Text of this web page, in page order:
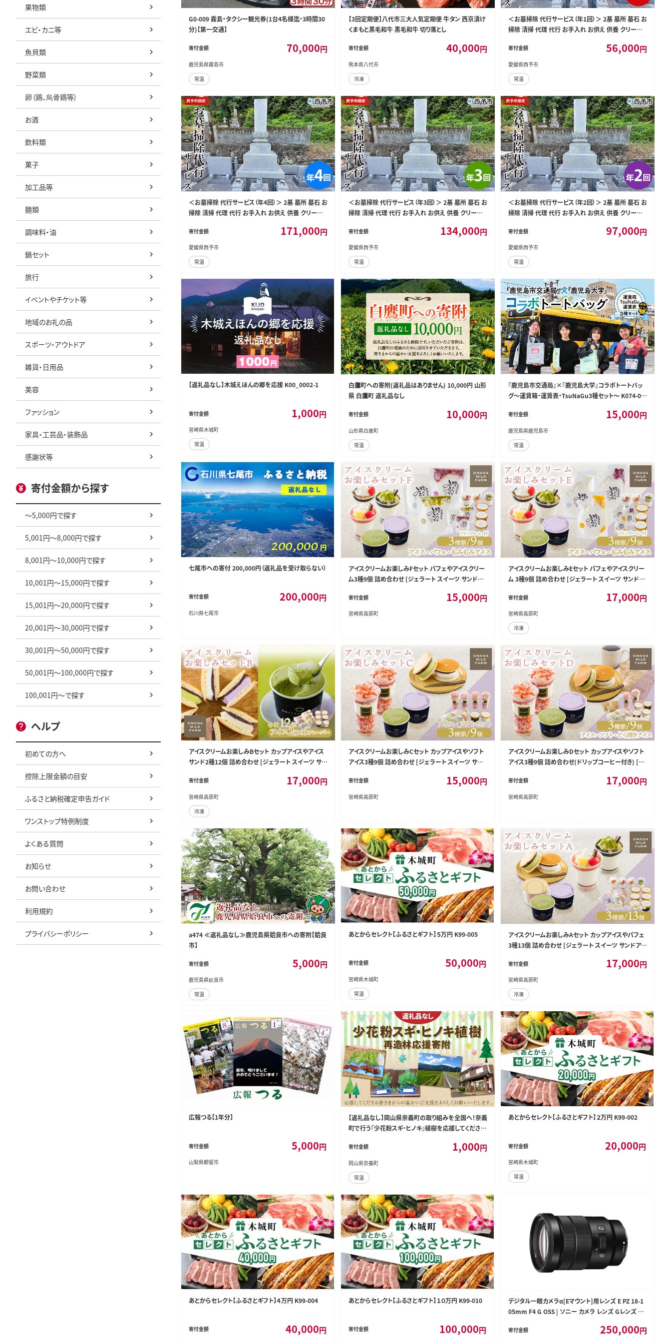
果物類
エビ・カニ等
魚貝類
野菜類
卵（鶏、烏骨鶏等）
お酒
飲料類
菓子
加工品等
麺類
調味料・油
鍋セット
旅行
イベントやチケット等
地域のお礼の品
スポーツ・アウトドア
雑貨・日用品
美容
ファッション
家具・工芸品・装飾品
感謝状等
寄付金額から探す
～5,000円で探す
5,001円～8,000円で探す
8,001円～10,000円で探す
10,001円～15,000円で探す
15,001円～20,000円で探す
20,001円～30,000円で探す
30,001円～50,000円で探す
50,001円～100,000円で探す
100,001円～で探す
ヘルプ
初めての方へ
控除上限金額の目安
ふるさと納税確定申告ガイド
ワンストップ特例制度
よくある質問
お知らせ
お問い合わせ
利用規約
プライバシーポリシー
G0-009 霧島・タクシー観光券(1台4名様迄・3時間30
分)【第一交通】
寄付金額 70,000円
鹿児島県霧島市
常温
【3回定期便】八代市三大人気定期便 牛タン 西京漬け
くまもと黒毛和牛 黒毛和牛 切り落とし
寄付金額 40,000円
熊本県八代市
冷凍
＜お墓掃除 代行サービス（年1回）＞ 2基 墓所 墓石 お
掃除 清掃 代理 代行 お手入れ お供え 供養 クリーン
材 愛媛県 西予市
寄付金額 56,000円
愛媛県西予市
常温
＜お墓掃除 代行サービス（年4回）＞ 2基 墓所 墓石 お
掃除 清掃 代理 代行 お手入れ お供え 供養 クリーン
材 愛媛県 西予市
寄付金額 171,000円
愛媛県西予市
常温
＜お墓掃除 代行サービス（年3回）＞ 2基 墓所 墓石 お
掃除 清掃 代理 代行 お手入れ お供え 供養 クリーン
材 愛媛県 西予市
寄付金額 134,000円
愛媛県西予市
常温
＜お墓掃除 代行サービス（年2回）＞ 2基 墓所 墓石 お
掃除 清掃 代理 代行 お手入れ お供え 供養 クリーン
材 愛媛県 西予市
寄付金額 97,000円
愛媛県西予市
常温
【返礼品なし】木城えほんの郷を応援 K00_0002-1
寄付金額 1,000円
宮崎県木城町
常温
白鷹町への寄附(返礼品はありません) 10,000円 山形
県 白鷹町 返礼品なし
寄付金額 10,000円
山形県白鷹町
常温
『鹿児島市交通局』×『鹿児島大学』コラボトートバッ
グ～運賃箱・運賃表・TsuNaGu3種セット～ K074-00
寄付金額 15,000円
鹿児島県鹿児島市
常温
七尾市への寄付 200,000円（返礼品を受け取らない）
寄付金額 200,000円
石川県七尾市
アイスクリームお楽しみFセット パフェやアイスクリー
ム3種9個 詰め合わせ [ジェラート スイーツ サンドア
825-P00023
寄付金額 15,000円
宮崎県高原町
アイスクリームお楽しみEセット パフェやアイスクリー
ム 3種9個 詰め合わせ [ジェラート スイーツ サンドア
寄付金額 17,000円
宮崎県高原町
冷凍
アイスクリームお楽しみBセット カップアイスやアイス
サンド2種12個 詰め合わせ [ジェラート スイーツ サン
寄付金額 17,000円
宮崎県高原町
冷凍
アイスクリームお楽しみCセット カップアイスやソフト
アイス3種9個 詰め合わせ [ジェラート スイーツ サン
TF0726-P00023
寄付金額 15,000円
宮崎県高原町
アイスクリームお楽しみDセット カップアイスやソフト
アイス3種9個 詰め合わせ(ドリップコーヒー付き) [ジ
MILK FARM] TF0727-P00023
寄付金額 17,000円
宮崎県高原町
a474 ≪返礼品なし≫鹿児島県姶良市への寄附【姶良
市】
寄付金額 5,000円
鹿児島県姶良市
常温
あとからセレクト【ふるさとギフト】５万円 K99-005
寄付金額 50,000円
宮崎県木城町
常温
アイスクリームお楽しみAセット カップアイスやパフェ
3種13個 詰め合わせ [ジェラート スイーツ サンドアイ
23
寄付金額 17,000円
宮崎県高原町
冷凍
広報つる【1年分】
寄付金額 5,000円
山梨県都留市
【返礼品なし】岡山県奈義町の取り組みを全国へ！奈義
町で行う『少花粉スギ・ヒノキ』植樹を応援してくださる
す。 寄附のみ 岡山県 奈義町 寄附 応援
寄付金額 1,000円
岡山県奈義町
常温
あとからセレクト【ふるさとギフト】２万円 K99-002
寄付金額 20,000円
宮崎県木城町
常温
あとからセレクト【ふるさとギフト】４万円 K99-004
寄付金額 40,000円
あとからセレクト【ふるさとギフト】１０万円 K99-010
寄付金額 100,000円
デジタル一眼カメラα[Eマウント]用レンズ E PZ 18-1
05mm F4 G OSS | ソニー カメラ レンズ Gレンズ 一
寄付金額 250,000円